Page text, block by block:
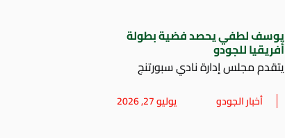
يوسف لطفي يحصد فضية بطولة
أفريقيا للجودو
يتقدم مجلس إدارة نادي سبورتنج
أخبار الجودو يوليو 27, 2026